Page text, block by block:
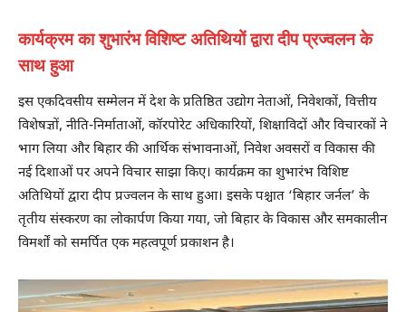
कार्यक्रम का शुभारंभ विशिष्ट अतिथियों द्वारा दीप प्रज्वलन के
साथ हुआ
इस एकदिवसीय सम्मेलन में देश के प्रतिष्ठित उद्योग नेताओं, निवेशकों, वित्तीय
विशेषज्ञों, नीति-निर्माताओं, कॉरपोरेट अधिकारियों, शिक्षाविदों और विचारकों ने
भाग लिया और बिहार की आर्थिक संभावनाओं, निवेश अवसरों व विकास की
नई दिशाओं पर अपने विचार साझा किए। कार्यक्रम का शुभारंभ विशिष्ट
अतिथियों द्वारा दीप प्रज्वलन के साथ हुआ। इसके पश्चात ‘बिहार जर्नल’ के
तृतीय संस्करण का लोकार्पण किया गया, जो बिहार के विकास और समकालीन
विमर्शों को समर्पित एक महत्वपूर्ण प्रकाशन है।